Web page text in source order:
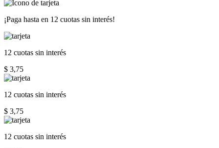
¡Paga hasta en 12 cuotas sin interés!
12 cuotas sin interés
$ 3,75
12 cuotas sin interés
$ 3,75
12 cuotas sin interés